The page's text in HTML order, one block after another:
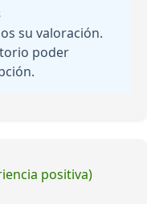
su valoración.
poder
positiva)